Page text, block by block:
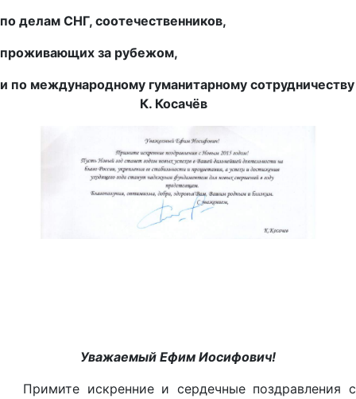
по делам СНГ, соотечественников,
проживающих за рубежом,
и по международному гуманитарному сотрудничеству
К. Косачёв
Уважаемый Ефим Иосифович!
Примите искренние и сердечные поздравления с